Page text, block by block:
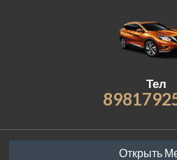
Тел
Открыть